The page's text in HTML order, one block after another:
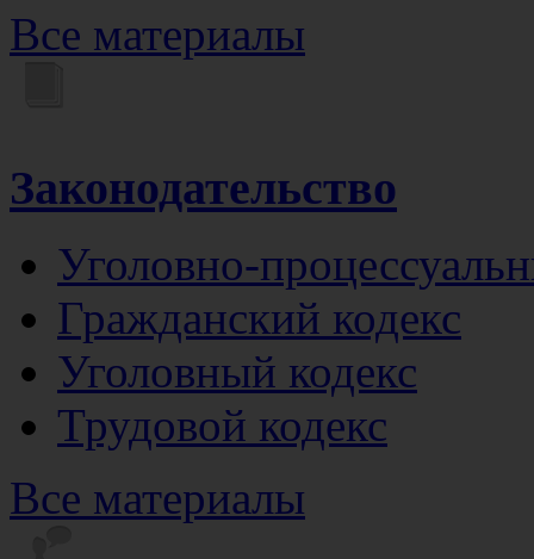
Все материалы
Законодательство
Уголовно-
Гражданский кодекс
Уголовный кодекс
Трудовой кодекс
Все материалы